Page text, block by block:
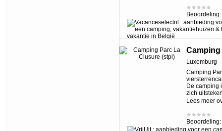
Beoordeling:
Luxemburg
Camping
De camping
zich
Lees meer
Beoordeling: